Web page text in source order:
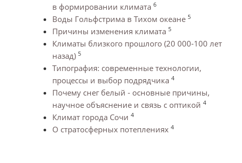
в формировании климата 6
Воды Гольфстрима в Тихом океане 5
Причины изменения климата 5
Климаты близкого прошлого (20 000-100 лет
назад) 5
Типография: современные технологии,
процессы и выбор подрядчика 4
Почему снег белый - основные причины,
научное объяснение и связь с оптикой 4
Климат города Сочи 4
О стратосферных потеплениях 4